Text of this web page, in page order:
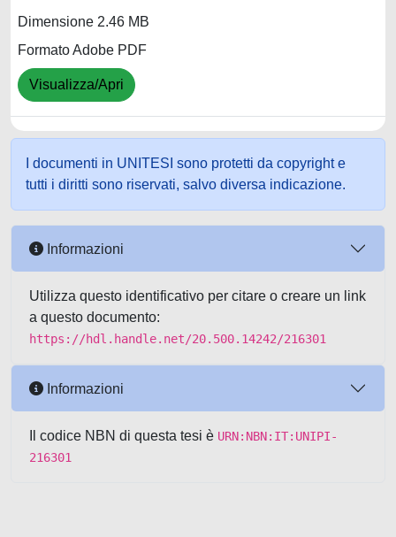
Dimensione 2.46 MB
Formato Adobe PDF
Visualizza/Apri
I documenti in UNITESI sono protetti da copyright e
tutti i diritti sono riservati, salvo diversa indicazione.
Informazioni
Utilizza questo identificativo per citare o creare un link
a questo documento:
https://hdl.handle.net/20.500.14242/216301
Informazioni
Il codice NBN di questa tesi è URN:NBN:IT:UNIPI-
216301